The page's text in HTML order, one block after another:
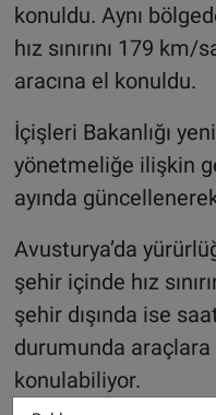
konuldu. Aynı
hız sınırını 179
aracına el konuldu.
İçişleri Bakanlığı
yönetmeliğe ilişkin
ayında
Avusturya’da
şehir içinde hız
şehir dışında ise
durumunda
konulabiliyor.